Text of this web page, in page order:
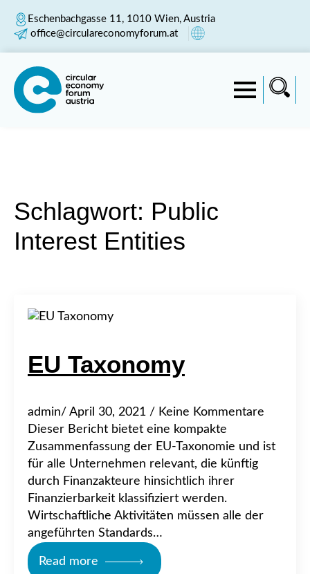
Eschenbachgasse 11, 1010 Wien, Austria
office@circulareconomyforum.at
Schlagwort: Public
Interest Entities
EU Taxonomy
admin April 30, 2021
Keine Kommentare
Dieser Bericht bietet eine kompakte
Zusammenfassung der EU-Taxonomie und ist
für alle Unternehmen relevant, die künftig
durch Finanzakteure hinsichtlich ihrer
Finanzierbarkeit klassifiziert werden.
Wirtschaftliche Aktivitäten müssen alle der
angeführten Standards…
Read more